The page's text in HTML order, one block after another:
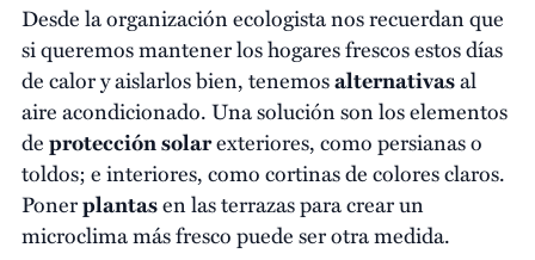
Desde la organización ecologista nos recuerdan que
si queremos mantener los hogares frescos estos días
de calor y aislarlos bien, tenemosalternativasal
aire acondicionado. Una solución son los elementos
deprotección solarexteriores, como persianas o
toldos; e interiores, como cortinas de colores claros.
Ponerplantasen las terrazas para crear un
microclima más fresco puede ser otra medida.